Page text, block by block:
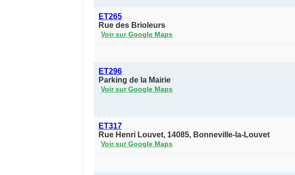
ET265
Rue des Brioleurs
Voir sur Google Maps
ET296
Parking de la Mairie
Voir sur Google Maps
ET317
Rue Henri Louvet, 14085, Bonneville-la-Louvet
Voir sur Google Maps